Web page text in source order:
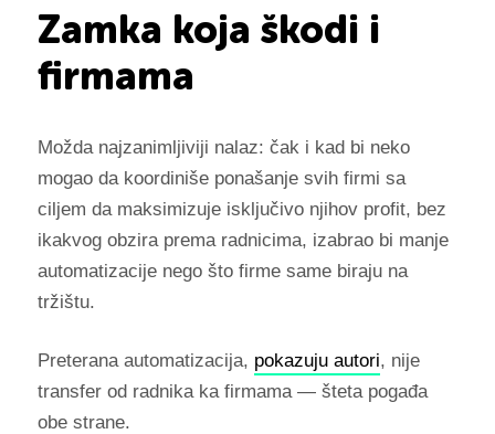
Zamka koja škodi i
firmama
Možda najzanimljiviji nalaz: čak i kad bi neko
mogao da koordiniše ponašanje svih firmi sa
ciljem da maksimizuje isključivo njihov profit, bez
ikakvog obzira prema radnicima, izabrao bi manje
automatizacije nego što firme same biraju na
tržištu.
Preterana automatizacija, pokazuju autori, nije
transfer od radnika ka firmama — šteta pogađa
obe strane.